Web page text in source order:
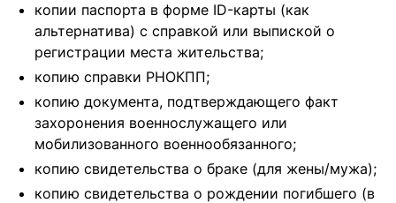
копии паспорта в форме ID-карты (как
альтернатива) с справкой или выпиской о
регистрации места жительства;
копию справки РНОКПП;
копию документа, подтверждающего факт
захоронения военнослужащего или
мобилизованного военнообязанного;
копию свидетельства о браке (для жены/мужа);
копию свидетельства о рождении погибшего (в